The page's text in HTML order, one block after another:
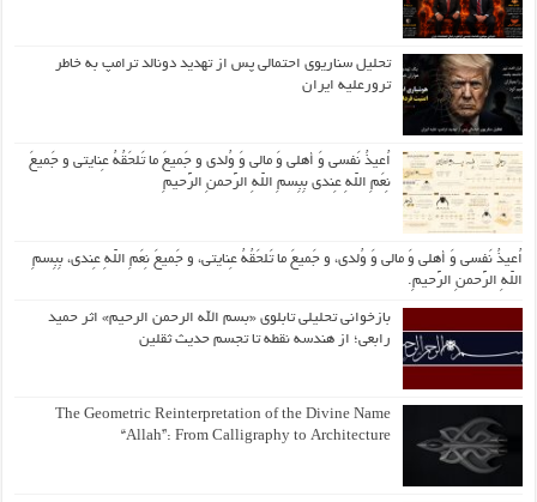
تحلیل سناریوی احتمالی پس از تهدید دونالد ترامپ به خاطر
ترورعلیه ایران
اُعیذُ نَفسی وَ أهلی وَ مالی وَ وُلدی و جَمیعَ ما تَلحَقُهُ عِنایتی و جَمیعَ
نِعَمِ اللّهِ عِندی بِبِسمِ اللّهِ الرَّحمنِ الرَّحیمِ
اُعیذُ نَفسی وَ أهلی وَ مالی وَ وُلدی، و جَمیعَ ما تَلحَقُهُ عِنایتی، و جَمیعَ نِعَمِ اللّهِ عِندی، بِبِسمِ
اللّهِ الرَّحمنِ الرَّحیمِ.
بازخوانی تحلیلی تابلوی «بسم الله الرحمن الرحیم» اثر حمید
رابعی؛ از هندسه نقطه تا تجسم حدیث ثقلین
The Geometric Reinterpretation of the Divine Name
“Allah”: From Calligraphy to Architecture